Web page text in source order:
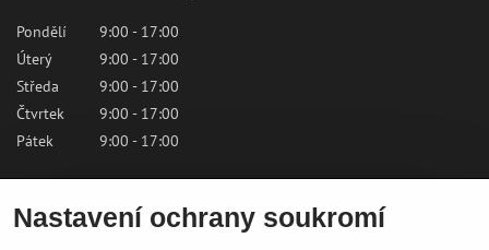
Pondělí
9:00 - 17:00
Úterý
9:00 - 17:00
Středa
9:00 - 17:00
Čtvrtek
9:00 - 17:00
Pátek
9:00 - 17:00
Neděle
Zavřeno
Nastavení ochrany soukromí